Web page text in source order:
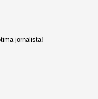
jornalista!
32
da Região Mundial de
Denise